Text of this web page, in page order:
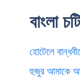
বাংলা
হোটেলে
হুজুর আমাকে